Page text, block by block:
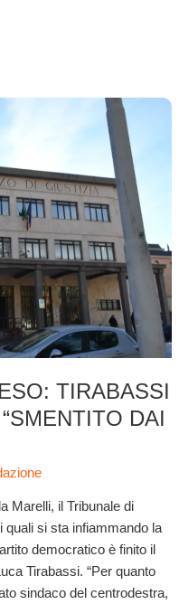
TIRABASSI
DAI
Marelli, il Tribunale di
quali si sta infiammando la
democratico è finito il
Tirabassi. “Per quanto
sindaco del centrodestra,